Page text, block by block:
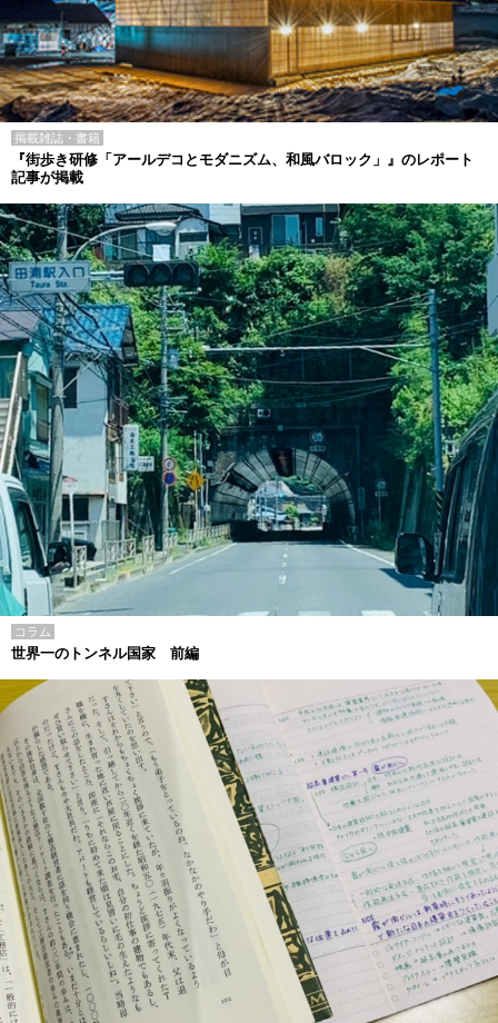
掲載雑誌・書籍
『街歩き研修「アールデコとモダニズム、和風バロック」』のレポート
記事が掲載
コラム
世界一のトンネル国家 前編